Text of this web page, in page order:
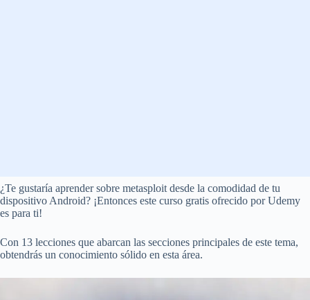
¿Te gustaría aprender sobre metasploit desde la comodidad de tu
dispositivo Android? ¡Entonces este curso gratis ofrecido por Udemy
es para ti!
Con 13 lecciones que abarcan las secciones principales de este tema,
obtendrás un conocimiento sólido en esta área.